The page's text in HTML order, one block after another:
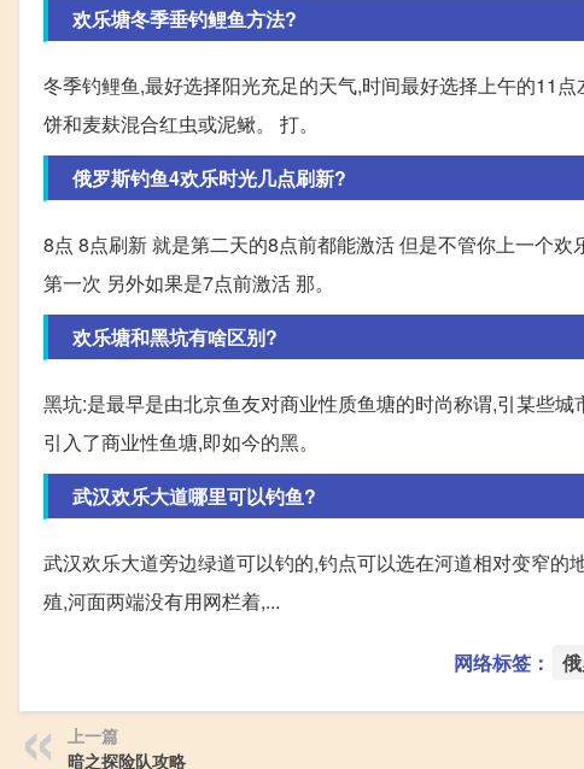
欢乐塘冬季垂钓鲤鱼方法?
冬季钓鲤鱼,最好选择阳光充足的天气,时间最好选择上午的11
饼和麦麸混合红虫或泥鳅。 打。
俄罗斯钓鱼4欢乐时光几点刷新?
8点 8点刷新 就是第二天的8点前都能激活 但是不管你上一个
第一次 另外如果是7点前激活 那。
欢乐塘和黑坑有啥区别?
黑坑:是最早是由北京鱼友对商业性质鱼塘的时尚称谓,引某些
引入了商业性鱼塘,即如今的黑。
武汉欢乐大道哪里可以钓鱼?
武汉欢乐大道旁边绿道可以钓的,钓点可以选在河道相对变窄
殖,河面两端没有用网栏着,...
网络标签：
上一篇
暗之探险队攻略